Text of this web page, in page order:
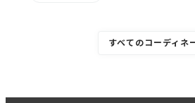
すべてのコーディネ